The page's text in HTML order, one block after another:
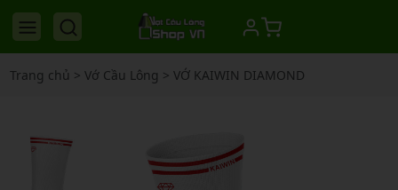
Trang chủ > Vớ Cầu Lông > VỚ KAIWIN DIAMOND